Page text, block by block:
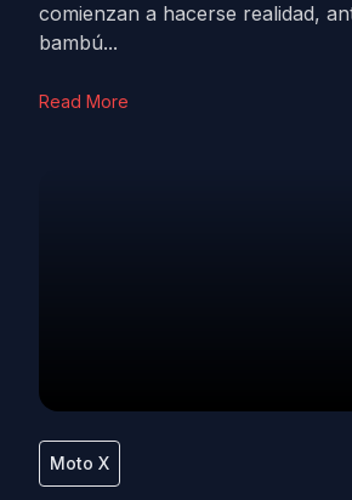
comienzan a hacerse realidad,
bambú...
Read More
Moto X